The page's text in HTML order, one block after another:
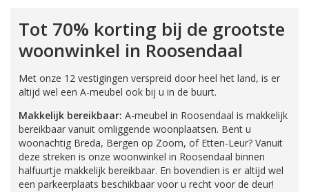
Tot 70% korting bij de grootste
woonwinkel in Roosendaal
Met onze 12 vestigingen verspreid door heel het land, is er
altijd wel een A-meubel ook bij u in de buurt.
Makkelijk bereikbaar: A-meubel in Roosendaal is makkelijk
bereikbaar vanuit omliggende woonplaatsen. Bent u
woonachtig Breda, Bergen op Zoom, of Etten-Leur? Vanuit
deze streken is onze woonwinkel in Roosendaal binnen
halfuurtje makkelijk bereikbaar. En bovendien is er altijd wel
een parkeerplaats beschikbaar voor u recht voor de deur!